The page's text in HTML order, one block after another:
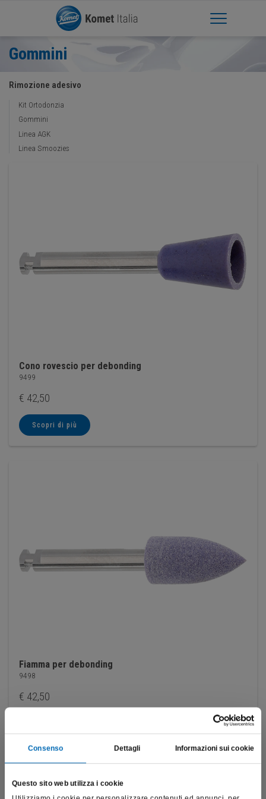
Consenso Dettagli Informazioni sui cookie
Questo sito web utilizza i cookie
Apri Menu
Gommini
Rimozione adesivo
Kit Ortodonzia
Gommini
Linea AGK
Linea Smoozies
Cono rovescio per debonding
9499
€ 42,50
Scopri di più
Fiamma per debonding
9498
€ 42,50